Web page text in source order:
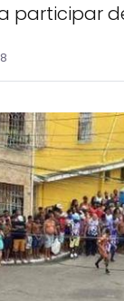
participar